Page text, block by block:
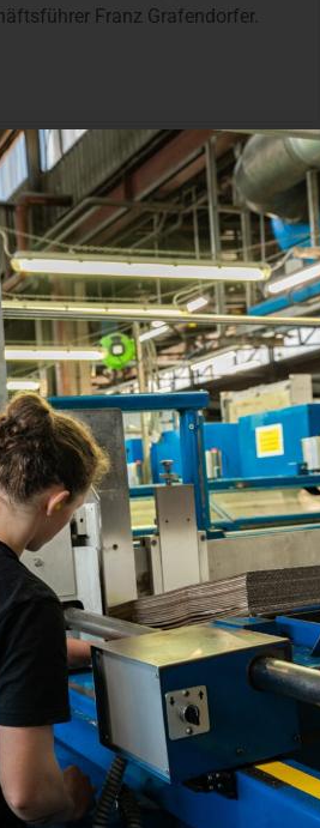
Franz Grafendorfer.
hergestellt. Die stabile und
des Unternehmens gekonnt
und bietet viel Werbefläche.
eine Konstruktion gewählt, bei
ist. Ein weiteres Highlight ist die
Seiten. Einfach hot & cool, dieses
Nominierung in der
Kategorie
der modulare Messestand:
Ebenen. Um bei diversen
und unverwechselbar
Lehrlinge in Zusammenarbeit mit
Messestand. Die Regale im
Stauraum bieten
integrierte Beleuchtung
die letzten Blicke auf sich.
www.wellpappe.at/award/